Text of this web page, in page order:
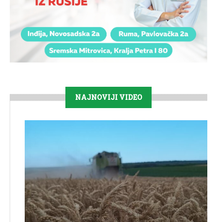
NAJNOVIJI VIDEO